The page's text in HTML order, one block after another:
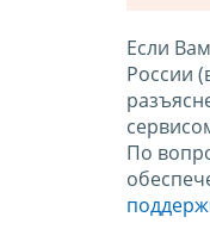
Если
России
По